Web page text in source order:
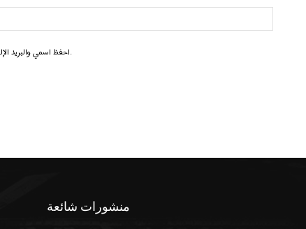
احفظ اسمي والبريد الإلكتروني وموقع الويب في هذا المتصفح للمرة الأولى التي أعلق فيها.
منشورات شائعة